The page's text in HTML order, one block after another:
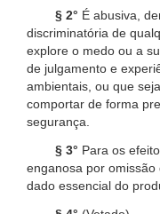
§ 2° É abusiva,
discriminatória de
explore o medo ou a
de julgamento e
ambientais, ou que
comportar de forma
segurança.
§ 3° Para os
enganosa por
dado essencial do